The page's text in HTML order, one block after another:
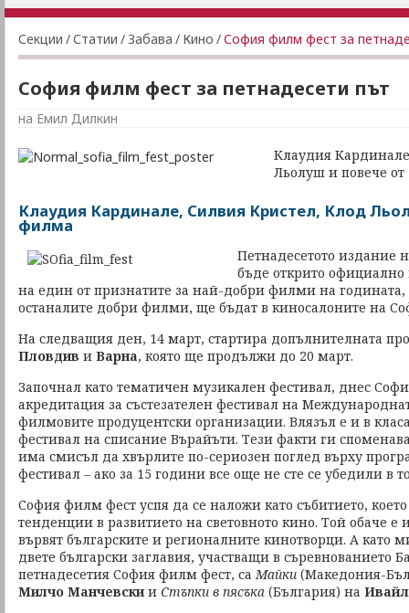
Секции /Статии / Забава / Кино /София филм фест за
София филм фест за петнадесети път
на Емил Дилкин
Клаудия
Льолуш и повече
Клаудия Кардинале, Силвия Кристел, Клод
филма
Петнадесетото
бъде открито
на един от признатите за най-добри филми на годината,
останалите добри филми, ще бъдат в киносалоните на
На следващия ден, 14 март, стартира допълнителната
Пловдив и Варна, която ще продължи до 20 март.
Започнал като тематичен музикален фестивал, днес
акредитация за състезателен фестивал на
филмовите продуцентски организации. Влязъл е и в
фестивал на списание Върайъти. Тези факти ги
има смисъл да хвърлите по-сериозен поглед върху
фестивал – ако за 15 години все още не сте се убедили в
София филм фест успя да се наложи като събитието,
тенденции в развитието на световното кино. Той обаче е
вървят българските и регионалните кинотворци. А като
двете български заглавия, участващи в съревнованието
петнадесетия София филм фест, саМайки (Македония-
Милчо Манчевскии Стъпки в пясъка (България) на